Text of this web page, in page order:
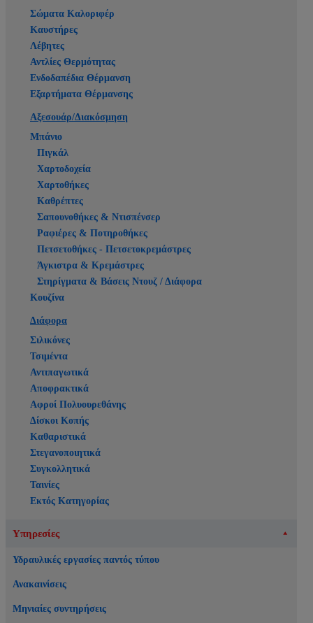
Σώματα Καλοριφέρ
Καυστήρες
Λέβητες
Αντλίες Θερμότητας
Ενδοδαπέδια Θέρμανση
Εξαρτήματα Θέρμανσης
Αξεσουάρ/Διακόσμηση
Μπάνιο
Πιγκάλ
Χαρτοδοχεία
Χαρτοθήκες
Καθρέπτες
Σαπουνοθήκες & Ντισπένσερ
Ραφιέρες & Ποτηροθήκες
Πετσετοθήκες - Πετσετοκρεμάστρες
Άγκιστρα & Κρεμάστρες
Στηρίγματα & Βάσεις Ντουζ / Διάφορα
Κουζίνα
Διάφορα
Σιλικόνες
Τσιμέντα
Αντιπαγωτικά
Αποφρακτικά
Αφροί Πολυουρεθάνης
Δίσκοι Κοπής
Καθαριστικά
Στεγανοποιητικά
Συγκολλητικά
Ταινίες
Εκτός Κατηγορίας
Υπηρεσίες
Υδραυλικές εργασίες παντός τύπου
Ανακαινίσεις
Μηνιαίες συντηρήσεις